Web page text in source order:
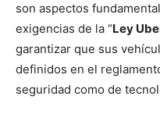
son aspectos
exigencias de la “Ley
garantizar que sus
definidos en el
seguridad como de